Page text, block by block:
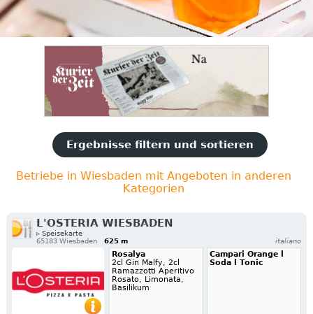
Ergebnisse filtern und sortieren
Betriebe in Wiesbaden mit Angeboten in anderen
Kategorien
L'OSTERIA WIESBADEN
▹ Speisekarte
65183 Wiesbaden
625 m italiano
Rosalya
2cl Gin Malfy, 2cl
Ramazzotti Aperitivo
Rosato, Limonata,
Basilikum
Campari Orange l
Soda l Tonic